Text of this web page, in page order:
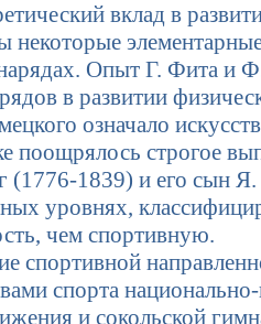
вклад в
Опыт Г. Фита и
в развитии
означало
поощрялось строгое
(1776-1839) и его сын
уровнях,
чем спортивную.
спортивной
спорта
и сокольской